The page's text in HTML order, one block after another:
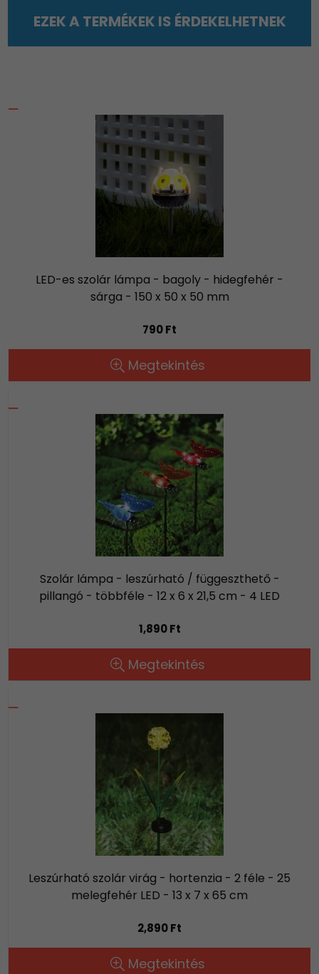
EZEK A TERMÉKEK IS ÉRDEKELHETNEK
LED-es szolár lámpa - bagoly - hidegfehér -
sárga - 150 x 50 x 50 mm
790 Ft
Megtekintés
Szolár lámpa - leszúrható / függeszthető -
pillangó - többféle - 12 x 6 x 21,5 cm - 4 LED
1,890 Ft
Megtekintés
Leszúrható szolár virág - hortenzia - 2 féle - 25
melegfehér LED - 13 x 7 x 65 cm
2,890 Ft
Megtekintés